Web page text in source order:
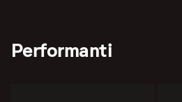
Performanti